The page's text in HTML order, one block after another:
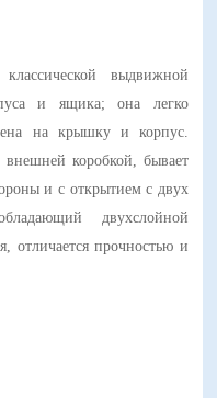
выдвижной
и ящика; она легко
на крышку и корпус.
коробкой, бывает
и с открытием с двух
двухслойной
отличается прочностью и